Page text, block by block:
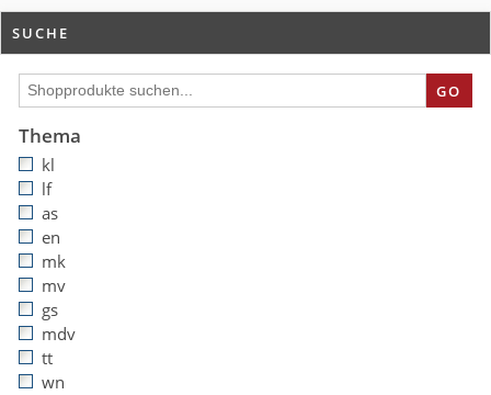
SUCHE
GO
Thema
kl
lf
as
en
mk
mv
gs
mdv
tt
wn